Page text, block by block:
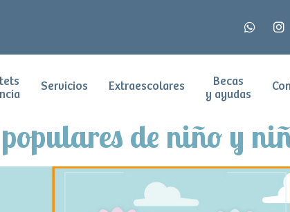
Servicios Extraescolares
Becas
y ayudas
de niño y